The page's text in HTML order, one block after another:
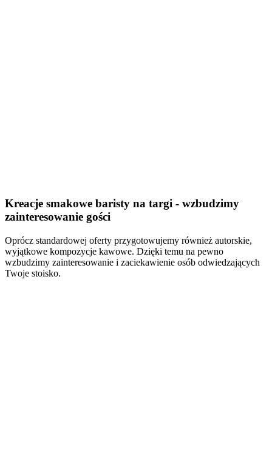
Kreacje smakowe baristy na targi - wzbudzimy
zainteresowanie gości
Oprócz standardowej oferty przygotowujemy również autorskie,
wyjątkowe kompozycje kawowe. Dzięki temu na pewno
wzbudzimy zainteresowanie i zaciekawienie osób odwiedzających
Twoje stoisko.